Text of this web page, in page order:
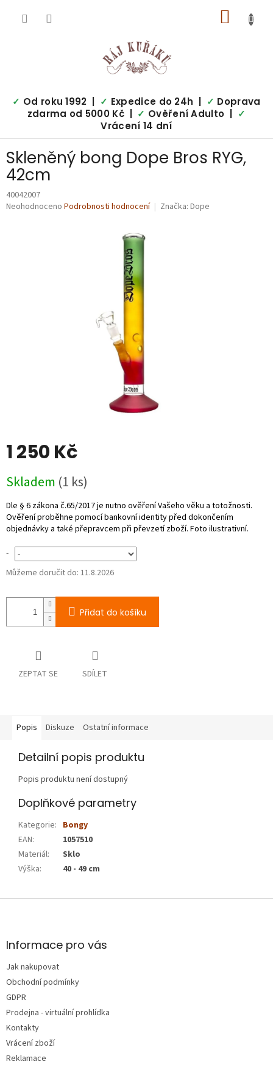
KOŠÍK
✓ Od roku 1992 | ✓ Expedice do 24h | ✓ Doprava
zdarma od 5000 Kč | ✓ Ověření Adulto |
✓
Vrácení 14 dní
Skleněný bong Dope Bros RYG,
42cm
40042007
Průměrné
Neohodnoceno Podrobnosti hodnocení Značka: Dope
1 250 Kč
cena:
Skladem (1 ks)
-
Můžeme doručit do: 11.8.2026
Přidat do košíku
ZEPTAT SE SDÍLET
Popis Diskuze Ostatní informace
Detailní popis produktu
Popis produktu není dostupný
Doplňkové parametry
Kategorie: Bongy
EAN:
1057510
Materiál:
Sklo
Výška: 40 - 49 cm
Z
aInformace pro vás
Jak nakupovat
Obchodní podmínky
GDPR
Prodejna - virtuální prohlídka
Kontakty
Vrácení zboží
Reklamace